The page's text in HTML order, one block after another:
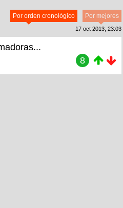
Por mejores
Por orden cronológico
17 oct 2013, 23:03
8